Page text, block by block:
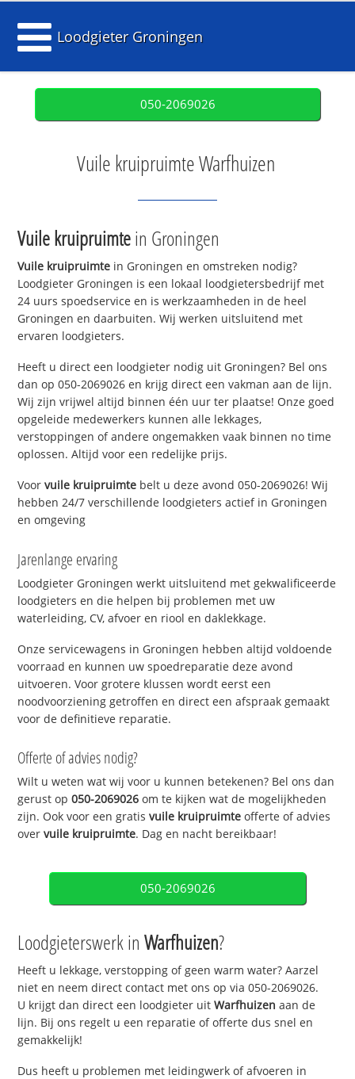
Loodgieter Groningen
050-2069026
Vuile kruipruimte Warfhuizen
Vuile kruipruimtein Groningen
Vuile kruipruimte in Groningen en omstreken nodig?
Loodgieter Groningen is een lokaal loodgietersbedrijf met
24 uurs spoedservice en is werkzaamheden in de heel
Groningen en daarbuiten. Wij werken uitsluitend met
ervaren loodgieters.
Heeft u direct een loodgieter nodig uit Groningen? Bel ons
dan op 050-2069026 en krijg direct een vakman aan de lijn.
Wij zijn vrijwel altijd binnen één uur ter plaatse! Onze goed
opgeleide medewerkers kunnen alle lekkages,
verstoppingen of andere ongemakken vaak binnen no time
oplossen. Altijd voor een redelijke prijs.
Voorvuile kruipruimte belt u deze avond 050-2069026! Wij
hebben 24/7 verschillende loodgieters actief in Groningen
en omgeving
Jarenlange ervaring
Loodgieter Groningen werkt uitsluitend met gekwalificeerde
loodgieters en die helpen bij problemen met uw
waterleiding, CV, afvoer en riool en daklekkage.
Onze servicewagens in Groningen hebben altijd voldoende
voorraad en kunnen uw spoedreparatie deze avond
uitvoeren. Voor grotere klussen wordt eerst een
noodvoorziening getroffen en direct een afspraak gemaakt
voor de definitieve reparatie.
Offerte of advies nodig?
Wilt u weten wat wij voor u kunnen betekenen? Bel ons dan
gerust op050-2069026 om te kijken wat de mogelijkheden
zijn. Ook voor een gratisvuile kruipruimte offerte of advies
overvuile kruipruimte. Dag en nacht bereikbaar!
050-2069026
Loodgieterswerk inWarfhuizen?
Heeft u lekkage, verstopping of geen warm water? Aarzel
niet en neem direct contact met ons op via 050-2069026.
U krijgt dan direct een loodgieter uitWarfhuizen aan de
lijn. Bij ons regelt u een reparatie of offerte dus snel en
gemakkelijk!
Dus heeft u problemen met leidingwerk of afvoeren in